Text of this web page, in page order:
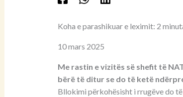
Koha e parashikuar e leximit: 2
10 mars 2025
Me rastin e vizitës së shefit të
bërë të ditur se do të ketë
Bllokimi përkohësisht i rrugëve do